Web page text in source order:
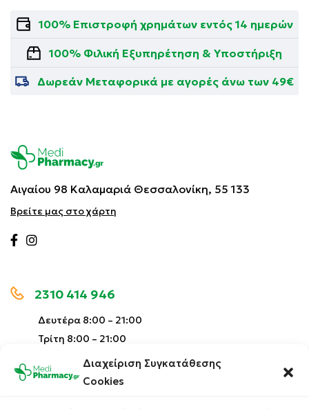
Διαχείριση Συγκατάθεσης
Cookies
100% Επιστροφή χρημάτων εντός 14 ημερών
100% Φιλική Εξυπηρέτηση & Υποστήριξη
Δωρεάν Μεταφορικά με αγορές άνω των 49€
Αιγαίου 98 Καλαμαριά Θεσσαλονίκη, 55 133
Βρείτε μας στο χάρτη
2310 414 946
Δευτέρα 8:00 – 21:00
Τρίτη 8:00 – 21:00
Τετάρτη 8:00 – 21:00
Πέμπτη 8:00 – 21:00